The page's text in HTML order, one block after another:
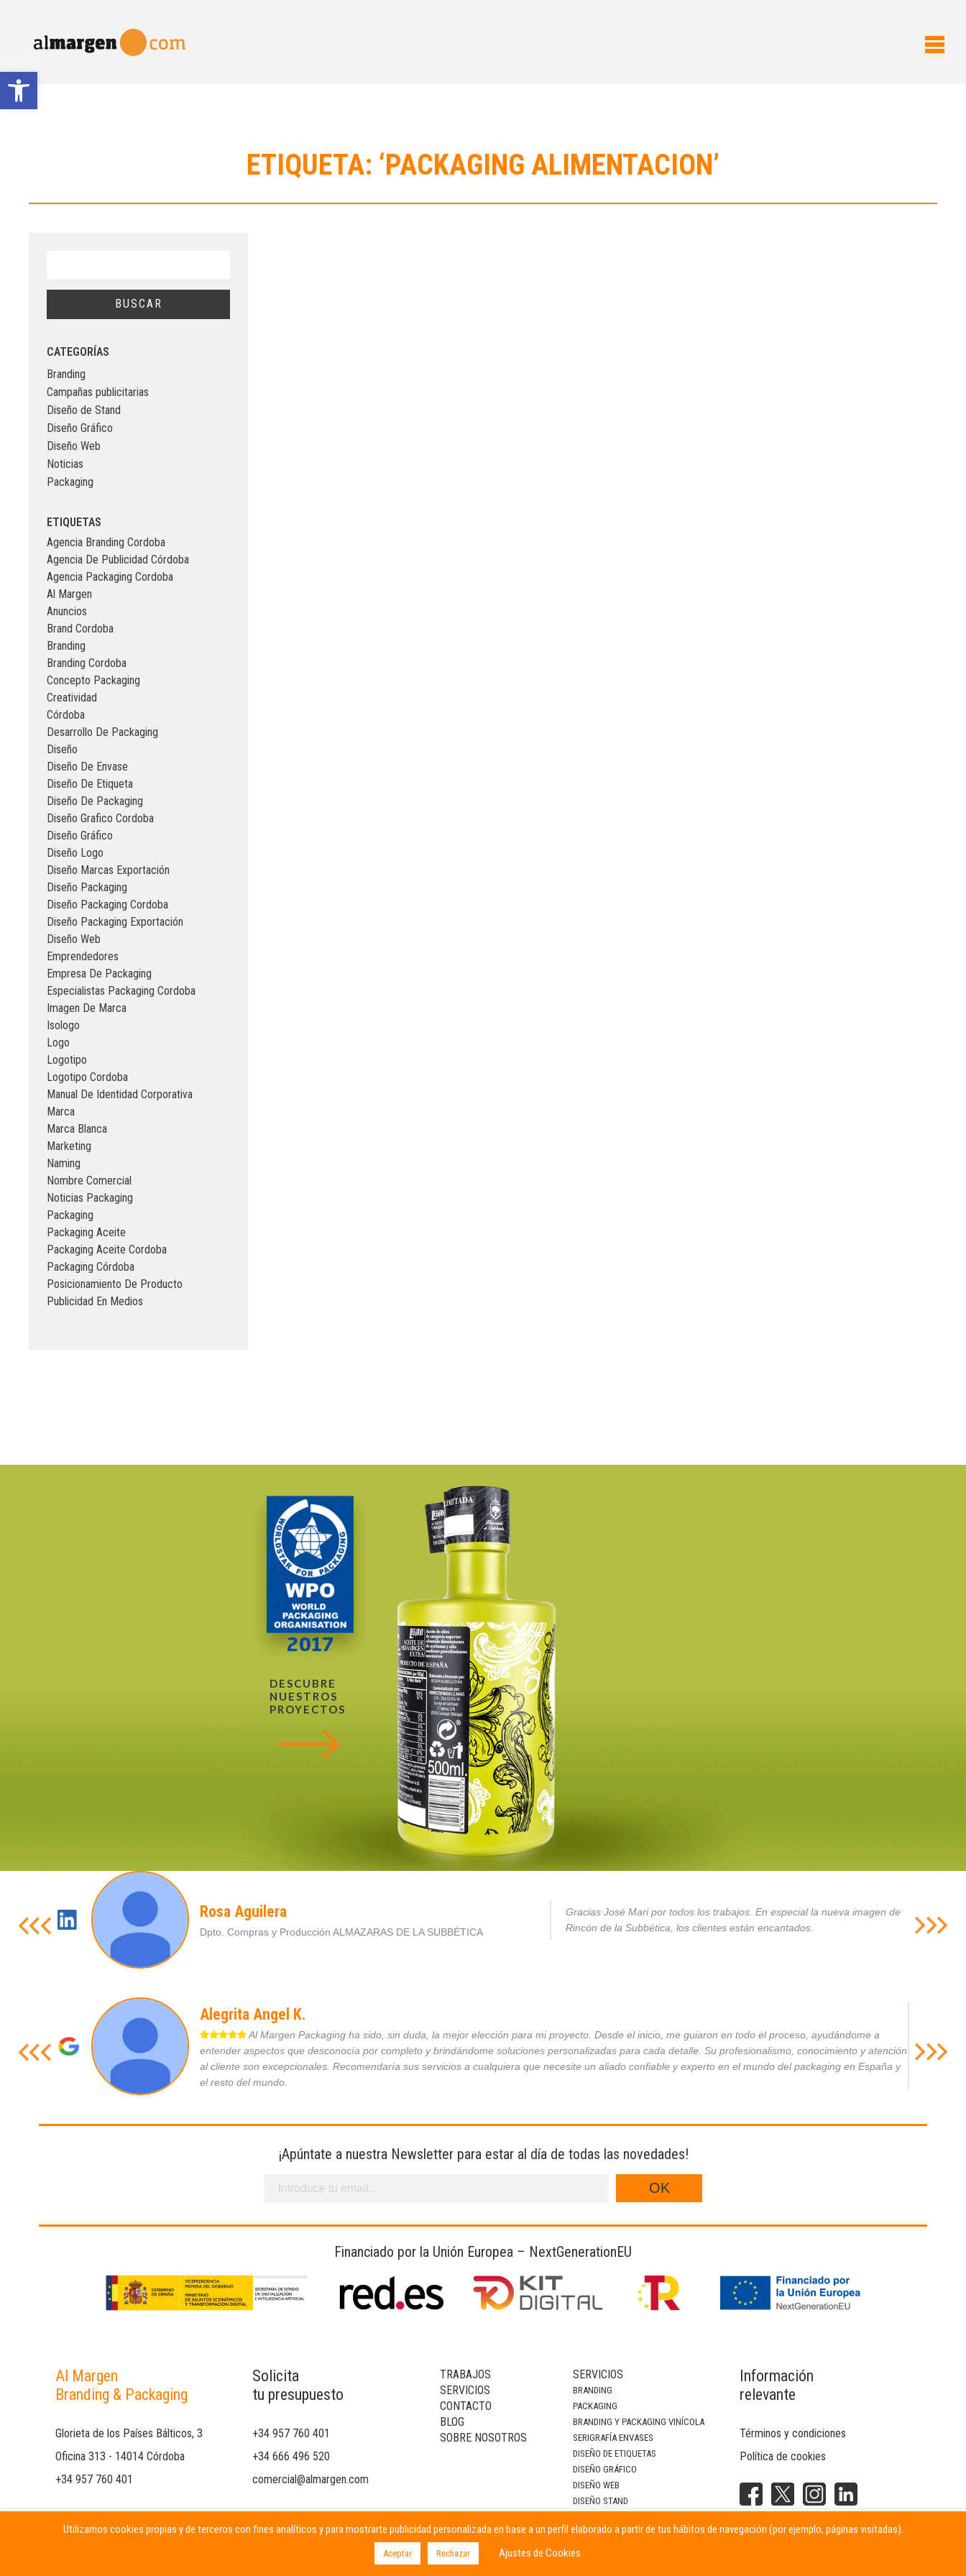
Abrir barra de herramientas
ETIQUETA: ‘PACKAGING ALIMENTACION’
CATEGORÍAS
Branding
Campañas publicitarias
Diseño de Stand
Diseño Gráfico
Diseño Web
Noticias
Packaging
ETIQUETAS
Agencia Branding Cordoba
Agencia De Publicidad Córdoba
Agencia Packaging Cordoba
Al Margen
Anuncios
Brand Cordoba
Branding
Branding Cordoba
Concepto Packaging
Creatividad
Córdoba
Desarrollo De Packaging
Diseño
Diseño De Envase
Diseño De Etiqueta
Diseño De Packaging
Diseño Grafico Cordoba
Diseño Gráfico
Diseño Logo
Diseño Marcas Exportación
Diseño Packaging
Diseño Packaging Cordoba
Diseño Packaging Exportación
Diseño Web
Emprendedores
Empresa De Packaging
Especialistas Packaging Cordoba
Imagen De Marca
Isologo
Logo
Logotipo
Logotipo Cordoba
Manual De Identidad Corporativa
Marca
Marca Blanca
Marketing
Naming
Nombre Comercial
Noticias Packaging
Packaging
Packaging Aceite
Packaging Aceite Cordoba
Packaging Córdoba
Posicionamiento De Producto
Publicidad En Medios
DESCUBRE
NUESTROS
PROYECTOS
Rosa Aguilera
Dpto. Compras y Producción ALMAZARAS DE LA SUBBÉTICA
Gracias José Mari por todos los trabajos. En especial la nueva imagen de
Rincón de la Subbética, los clientes están encantados.
Alegrita Angel K.
Al Margen Packaging ha sido, sin duda, la mejor elección para mi proyecto. Desde el inicio, me guiaron en todo el proceso, ayudándome a
entender aspectos que desconocía por completo y brindándome soluciones personalizadas para cada detalle. Su profesionalismo, conocimiento y atención
al cliente son excepcionales. Recomendaría sus servicios a cualquiera que necesite un aliado confiable y experto en el mundo del packaging en España y
el resto del mundo.
¡Apúntate a nuestra Newsletter para estar al día de todas las novedades!
Financiado por la Unión Europea – NextGenerationEU
Al Margen
Branding & Packaging
Glorieta de los Países Bálticos, 3
Oficina 313 - 14014 Córdoba
+34 957 760 401
Solicita
tu presupuesto
+34 957 760 401
+34 666 496 520
comercial@almargen.com
TRABAJOS
SERVICIOS
CONTACTO
BLOG
SOBRE NOSOTROS
SERVICIOS
BRANDING
PACKAGING
BRANDING Y PACKAGING VINÍCOLA
SERIGRAFÍA ENVASES
DISEÑO DE ETIQUETAS
DISEÑO GRÁFICO
DISEÑO WEB
DISEÑO STAND
CAMPAÑAS PUBLICITARIAS
Información
relevante
Términos y condiciones
Política de cookies
Utilizamos cookies propias y de terceros con fines analíticos y para mostrarte publicidad personalizada en base a un perfil elaborado a partir de tus hábitos de navegación (por ejemplo, páginas visitadas).
Aceptar Rechazar Ajustes de Cookies